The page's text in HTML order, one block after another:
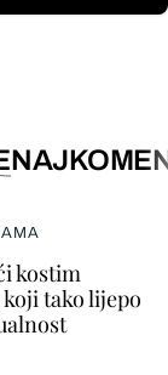
kostim
tako lijepo